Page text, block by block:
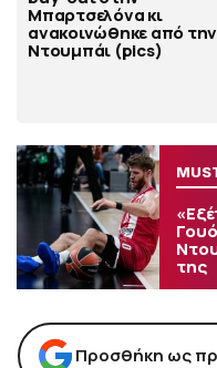
Μπαρτσελόνα κι
ανακοινώθηκε από την
Ντουμπάι (pics)
της
Προσθήκη ως